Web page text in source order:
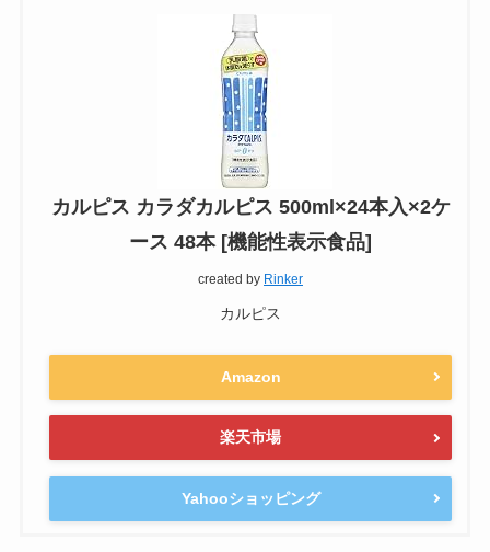
カルピス カラダカルピス 500ml×24本入×2ケ
ース 48本 [機能性表示食品]
created by Rinker
カルピス
Amazon
楽天市場
Yahooショッピング